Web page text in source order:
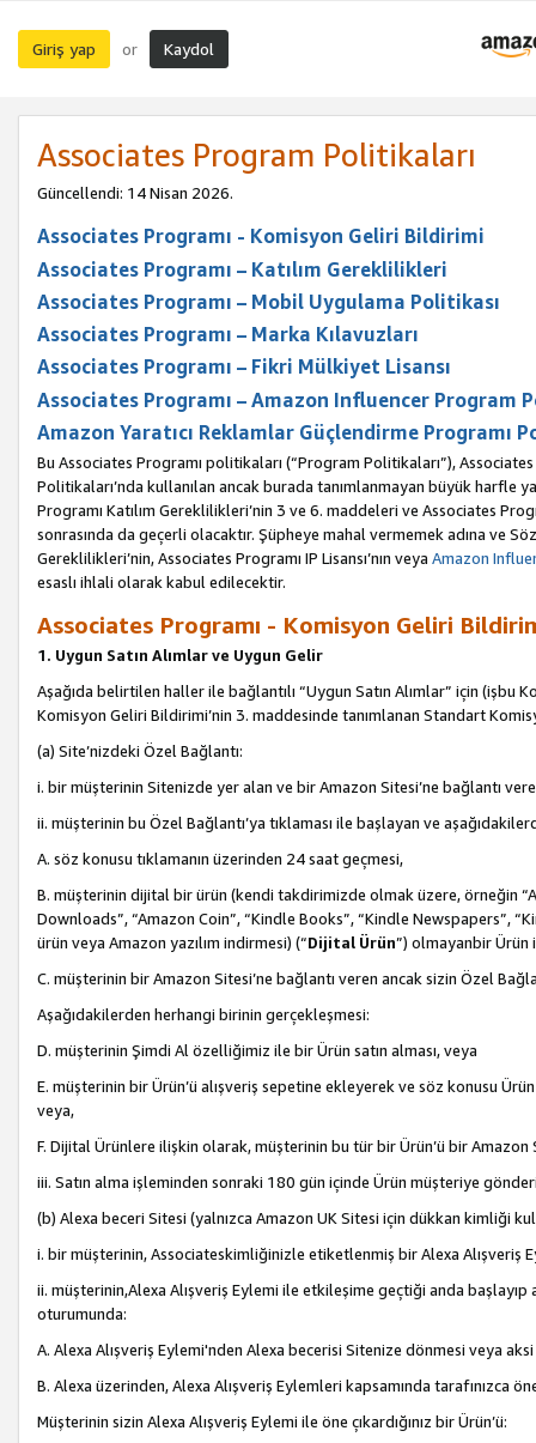
Giriş yap or Kaydol
Associates Program Politikaları
Güncellendi: 14 Nisan 2026.
Associates Programı - Komisyon Geliri Bildirimi
Associates Programı – Katılım Gereklilikleri
Associates Programı – Mobil Uygulama Politikası
Associates Programı – Marka Kılavuzları
Associates Programı – Fikri Mülkiyet Lisansı
Associates Programı – Amazon Influencer Program
Amazon Yaratıcı Reklamlar Güçlendirme Programı
Bu Associates Programı politikaları (“Program Politikaları”),
Politikaları’nda kullanılan ancak burada tanımlanmayan büyük harfle
Programı Katılım Gereklilikleri’nin 3 ve 6. maddeleri ve Associates
sonrasında da geçerli olacaktır. Şüpheye mahal vermemek adına ve
Gereklilikleri’nin, Associates Programı IP Lisansı’nın veya Amazon
esaslı ihlali olarak kabul edilecektir.
Associates Programı - Komisyon Geliri
1. Uygun Satın Alımlar ve Uygun Gelir
Aşağıda belirtilen haller ile bağlantılı “Uygun Satın Alımlar” için
Komisyon Geliri Bildirimi’nin 3. maddesinde tanımlanan Standart
(a) Site’nizdeki Özel Bağlantı:
i. bir müşterinin Sitenizde yer alan ve bir Amazon Sitesi’ne bağlantı
ii. müşterinin bu Özel Bağlantı’ya tıklaması ile başlayan ve
A. söz konusu tıklamanın üzerinden 24 saat geçmesi,
B. müşterinin dijital bir ürün (kendi takdirimizde olmak üzere, örneğin
Downloads”, “Amazon Coin”, “Kindle Books”, “Kindle Newspapers”,
ürün veya Amazon yazılım indirmesi) (“Dijital Ürün”) olmayanbir Ürün
C. müşterinin bir Amazon Sitesi’ne bağlantı veren ancak sizin Özel
Aşağıdakilerden herhangi birinin gerçekleşmesi:
D. müşterinin Şimdi Al özelliğimiz ile bir Ürün satın alması, veya
E. müşterinin bir Ürün’ü alışveriş sepetine ekleyerek ve söz konusu
veya,
F. Dijital Ürünlere ilişkin olarak, müşterinin bu tür bir Ürün’ü bir Amazon
iii. Satın alma işleminden sonraki 180 gün içinde Ürün müşteriye
(b) Alexa beceri Sitesi (yalnızca Amazon UK Sitesi için dükkan kimliği
i. bir müşterinin, Associateskimliğinizle etiketlenmiş bir Alexa Alışveriş
ii. müşterinin,Alexa Alışveriş Eylemi ile etkileşime geçtiği anda
oturumunda:
A. Alexa Alışveriş Eylemi'nden Alexa becerisi Sitenize dönmesi veya
B. Alexa üzerinden, Alexa Alışveriş Eylemleri kapsamında tarafınızca
Müşterinin sizin Alexa Alışveriş Eylemi ile öne çıkardığınız bir Ürün’ü: